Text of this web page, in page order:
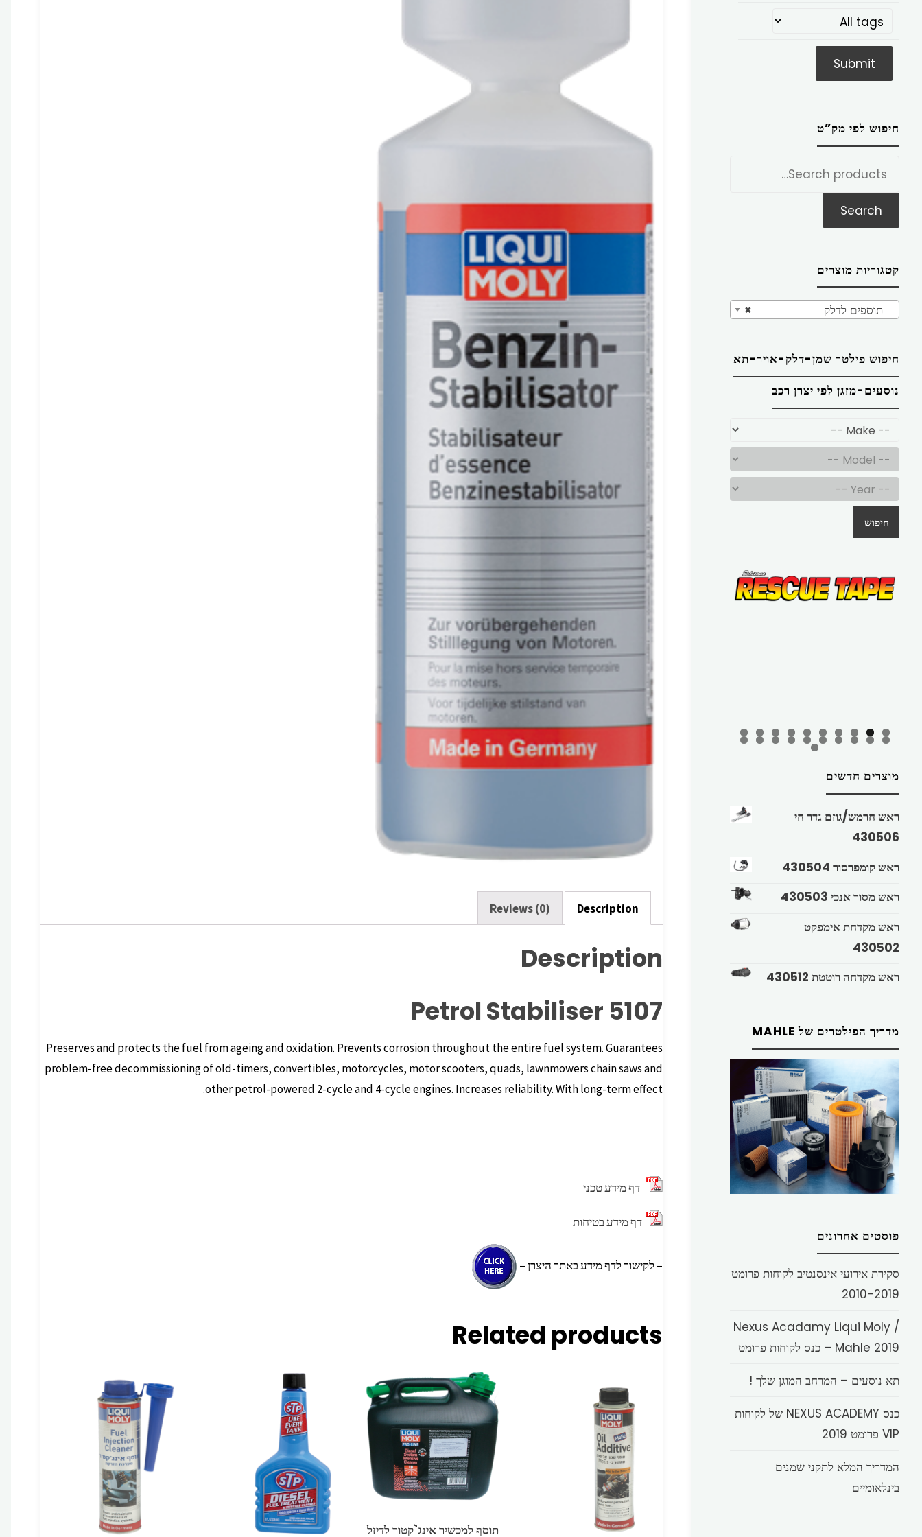
Description
Reviews (0)
Description
Petrol Stabiliser 5107
Preserves and protects the fuel from ageing and oxidation. Prevents corrosion throughout the entire fuel system. Guarantees
problem-free decommissioning of old-timers, convertibles, motorcycles, motor scooters, quads, lawnmowers chain saws and
other petrol-powered 2-cycle and 4-cycle engines. Increases reliability. With long-term effect.
דף מידע טכני
דף מידע בטיחות
– לקישור לדף מידע באתר היצרן –
Related products
תוסף למכשיר אינג`קטור לדיזל
חיפוש לפי מק”ט
Search
קטגוריות מוצרים
× תוספים לדלק
חיפוש פילטר שמן-דלק-אויר-תא
נוסעים-מזגן לפי יצרן רכב
חיפוש
מוצרים חדשים
ראש חרמש/גוזם גדר חי
430506
ראש קומפרסור 430504
ראש מסור אנכי 430503
ראש מקדחת אימפקט
430502
ראש מקדחה רוטטת 430512
מדריך הפילטרים של MAHLE
פוסטים אחרונים
סקירת אירועי אינסנטיב לקוחות פרומט
2010-2019
Nexus Acadamy Liqui Moly /
Mahle 2019 – כנס לקוחות פרומט
תא נוסעים – המרחב המוגן שלך !
כנס NEXUS ACADEMY של לקוחות
VIP פרומט 2019
המדריך המלא לתקני שמנים
בינלאומיים